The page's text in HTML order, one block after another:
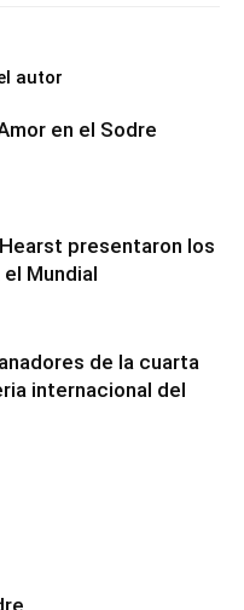
autor
en el Sodre
presentaron los
Mundial
de la cuarta
internacional del